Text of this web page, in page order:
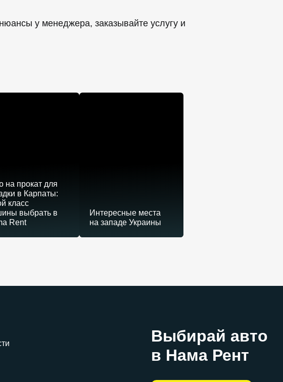
у менеджера, заказывайте услугу и
на прокат для
в Карпаты:
класс
выбрать в
Rent
Интересные места
на западе Украины
Выбирай авто
в Нама Рент